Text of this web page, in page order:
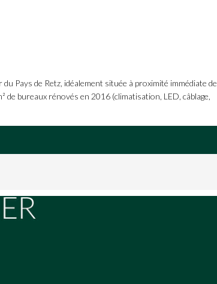
Pays de Retz, idéalement située à proximité immédiate de
de bureaux rénovés en 2016 (climatisation, LED, câblage,